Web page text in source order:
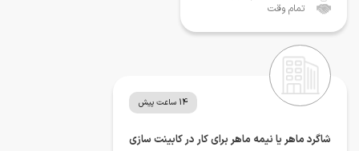
تمام وقت
14 ساعت پیش
شاگرد ماهر یا نیمه ماهر برای کار در کابینت سازی